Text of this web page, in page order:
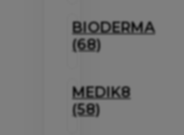
BIODERMA
(68)
MEDIK8
(58)